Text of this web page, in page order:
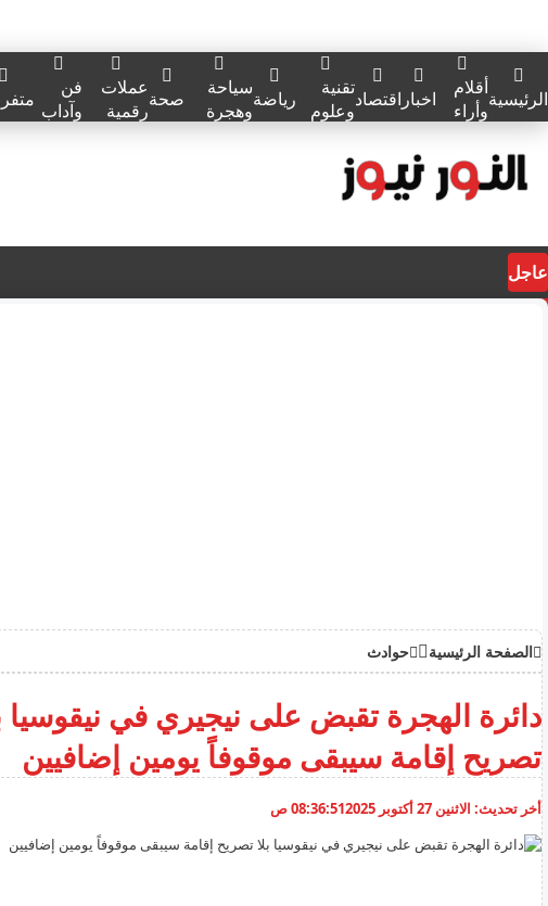
الرئيسيةأقلام
وأراء
اخبار اقتصادتقنية
وعلوم
رياضةسياحة
وهجرة
صحةعملات
رقمية
فن
وآداب
عاجل
الصفحة الرئيسية حوادث
دائرة الهجرة تقبض على نيجيري في نيقوسيا
تصريح إقامة سيبقى موقوفاً يومين إضافيين
أخر تحديث: الاثنين 27 أكتوبر 2025 08:36:51 ص